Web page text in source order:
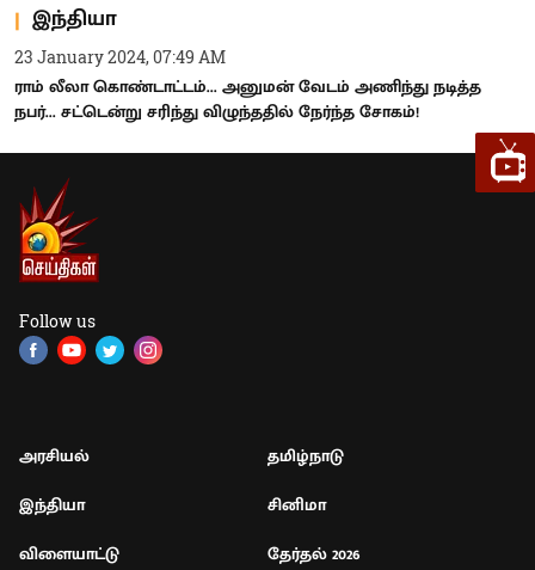
இந்தியா
23 January 2024, 07:49 AM
ராம் லீலா கொண்டாட்டம்... அனுமன் வேடம் அணிந்து நடித்த
நபர்... சட்டென்று சரிந்து விழுந்ததில் நேர்ந்த சோகம்!
Follow us
அரசியல்
தமிழ்நாடு
இந்தியா
சினிமா
விளையாட்டு
தேர்தல் 2026